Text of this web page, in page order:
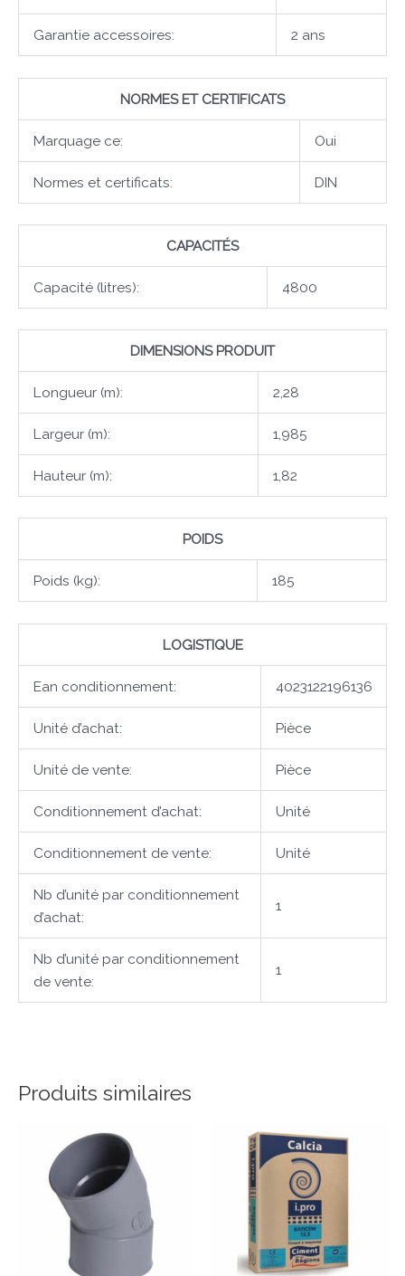
Garantie accessoires: 2 ans
NORMES ET CERTIFICATS
Marquage ce: Oui
Normes et certificats: DIN
CAPACITÉS
Capacité (litres): 4800
DIMENSIONS PRODUIT
Longueur (m): 2,28
Largeur (m): 1,985
Hauteur (m): 1,82
POIDS
Poids (kg): 185
LOGISTIQUE
Ean conditionnement: 4023122196136
Unité d’achat: Pièce
Unité de vente: Pièce
Conditionnement d’achat: Unité
Conditionnement de vente: Unité
Nb d’unité par conditionnement
d’achat:
1
Nb d’unité par conditionnement
de vente:
1
Produits similaires